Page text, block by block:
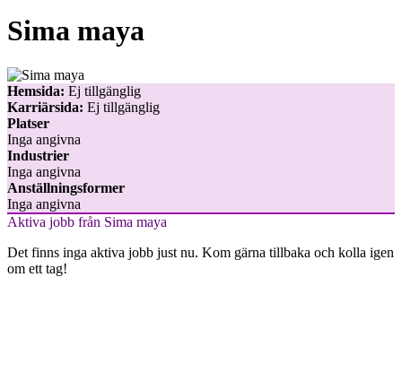
Sima maya
Hemsida: Ej tillgänglig
Karriärsida: Ej tillgänglig
Platser
Inga angivna
Industrier
Inga angivna
Anställningsformer
Inga angivna
Aktiva jobb från Sima maya
Det finns inga aktiva jobb just nu. Kom gärna tillbaka och kolla igen
om ett tag!